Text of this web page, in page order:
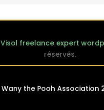
Visol freelance expert
réservés.
Wany the Pooh Association